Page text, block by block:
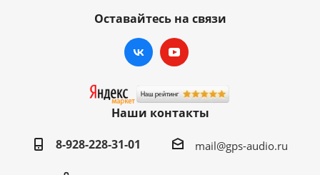
Оставайтесь на связи
Наши контакты
8-928-228-31-01
mail@gps-audio.ru